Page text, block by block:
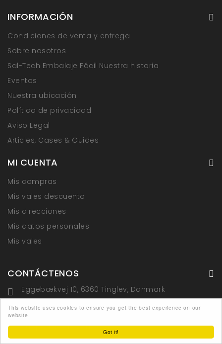
Got it!
This website uses cookies to ensure you get the best experience on our
website.
INFORMACIÓN
Condiciones de venta y entrega
Sobre nosotros
Sal-Tech Embalaje Fâcil Nuestra historia
Eventos
Nuestra ubicación
Política de privacidad
Aviso Legal
Articles, Cases & Guides
MI CUENTA
Mis compras
Mis vales descuento
Mis direcciones
Mis datos personales
Mis vales
CONTÁCTENOS
Eggebækvej 10, 6360 Tinglev, Danmark
+45 70272220
support@sal-tech.com